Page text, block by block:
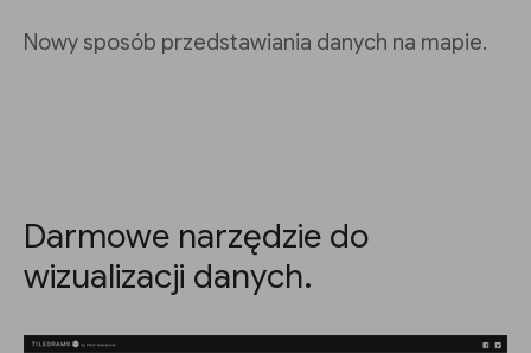
Nowy sposób przedstawiania danych na mapie.
Darmowe narzędzie do
wizualizacji danych.